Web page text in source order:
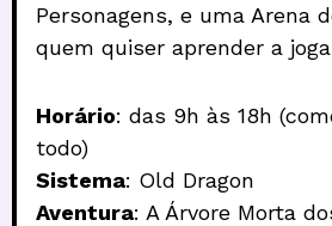
Personagens, e uma Arena
quem quiser aprender a
Horário: das 9h às 18h
todo)
Sistema: Old Dragon
Aventura: A Árvore Morta